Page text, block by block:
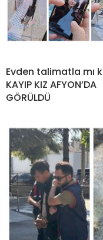
Evden talimatla mı
KAYIP KIZ AFYON’DA
GÖRÜLDÜ